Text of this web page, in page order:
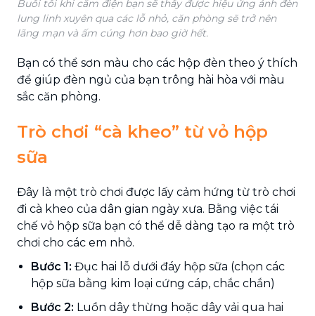
Buổi tối khi cắm điện bạn sẽ thấy được hiệu ứng ánh đèn
lung linh xuyên qua các lỗ nhỏ, căn phòng sẽ trở nên
lãng mạn và ấm cúng hơn bao giờ hết.
Bạn có thể sơn màu cho các hộp đèn theo ý thích
để giúp đèn ngủ của bạn trông hài hòa với màu
sắc căn phòng.
Trò chơi “cà kheo” từ vỏ hộp
sữa
Đây là một trò chơi được lấy cảm hứng từ trò chơi
đi cà kheo của dân gian ngày xưa. Bằng việc tái
chế vỏ hộp sữa bạn có thể dễ dàng tạo ra một trò
chơi cho các em nhỏ.
Bước 1: Đục hai lỗ dưới đáy hộp sữa (chọn các
hộp sữa bằng kim loại cứng cáp, chắc chắn)
Bước 2: Luồn dây thừng hoặc dây vải qua hai